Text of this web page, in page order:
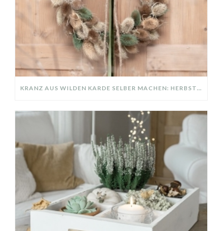
KRANZ AUS WILDEN KARDE SELBER MACHEN: HERBSTDEKO GANZ EINFACH